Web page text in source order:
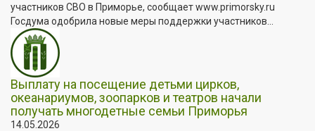
участников СВО в Приморье, сообщает www.primorsky.ru
Госдума одобрила новые меры поддержки участников...
Выплату на посещение детьми цирков,
океанариумов, зоопарков и театров начали
получать многодетные семьи Приморья
14.05.2026